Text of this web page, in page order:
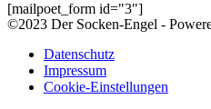
[mailpoet_form id="3"]
©2023 Der Socken-Engel -
Datenschutz
Impressum
Cookie-Einstellungen